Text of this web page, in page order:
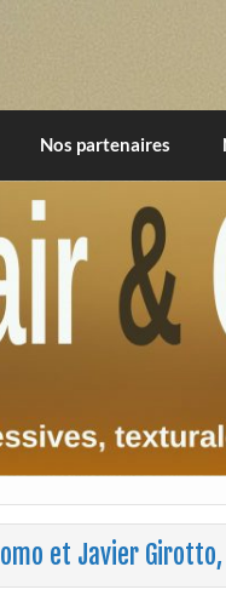
Nos partenaires
et Javier